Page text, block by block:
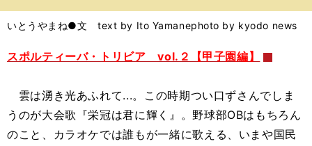
バ
いとうやまね●文 text by Ito Yamanephoto by kyodo news
スポルティーバ・トリビア vol.２【甲子園編】
雲は湧き光あふれて...。この時期つい口ずさんでしま
うのが大会歌『栄冠は君に輝く』。野球部OBはもちろん
のこと、カラオケでは誰もが一緒に歌える、いまや国民